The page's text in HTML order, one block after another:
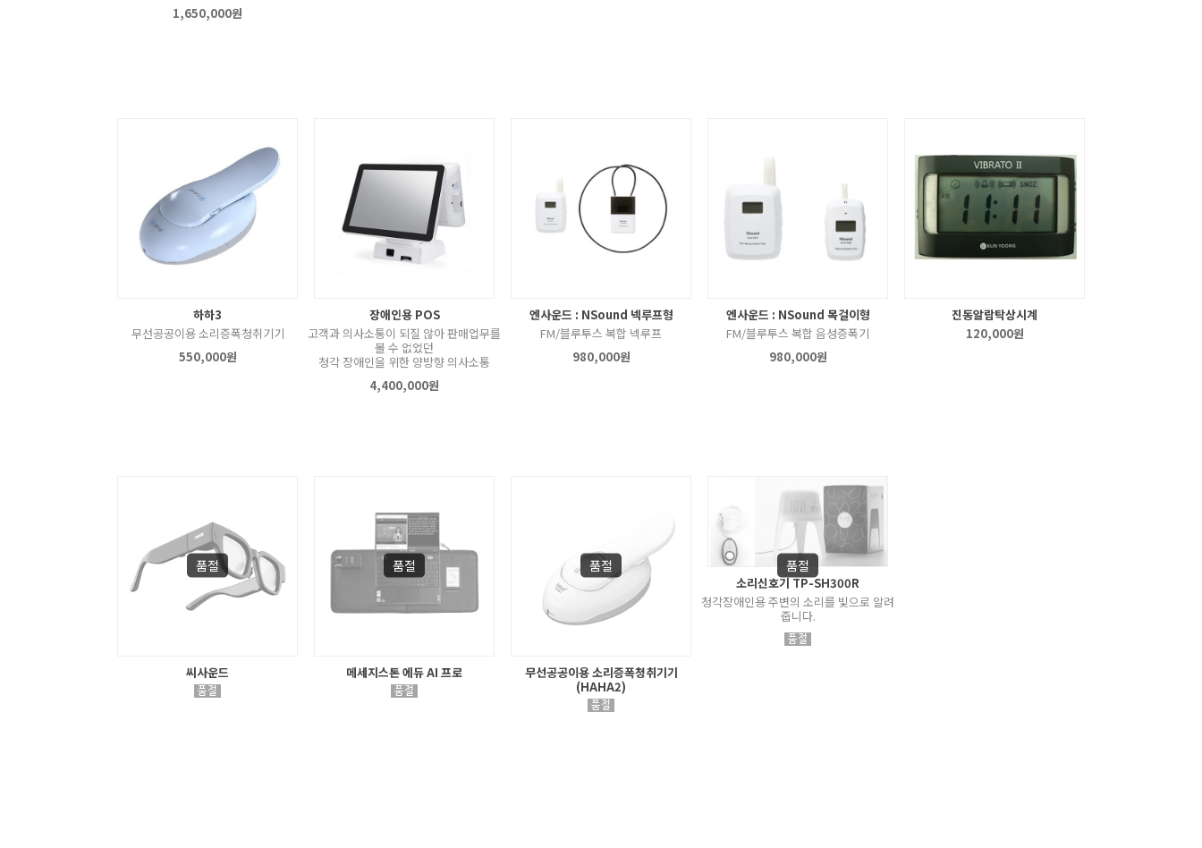
1,650,000원
하하3
무선공공이용 소리증폭청취기기
550,000원
장애인용 POS
고객과 의사소통이 되질 않아 판매업무를
볼 수 없었던
청각 장애인을 위한 양방향 의사소통
4,400,000원
엔사운드 : NSound 넥루프형
FM/블루투스 복합 넥루프
980,000원
엔사운드 : NSound 목걸이형
FM/블루투스 복합 음성증폭기
980,000원
진동알람탁상시계
120,000원
씨사운드 메세지스톤 에듀 AI 프로
무선공공이용 소리증폭청취기기
(HAHA2)
소리신호기 TP-SH300R
청각장애인용 주변의 소리를 빛으로 알려
줍니다.